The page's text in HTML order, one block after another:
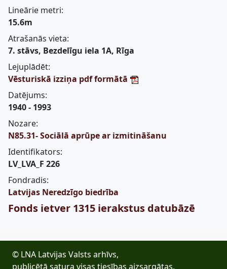
Lineārie metri:
15.6m
Atrašanās vieta:
7. stāvs, Bezdelīgu iela 1A, Rīga
Lejuplādēt:
Vēsturiskā izziņa pdf formātā
Datējums:
1940 - 1993
Nozare:
N85.31- Sociālā aprūpe ar izmitināšanu
Identifikators:
LV_LVA_F 226
Fondradis:
Latvijas Neredzīgo biedrība
Fonds ietver 1315 ierakstus datubāzē
© LNA Latvijas Valsts arhīvs,
publicētā satura visas tiesības aizsargātas.